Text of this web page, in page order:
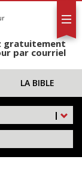
gratuitement
par courriel
LA BIBLE
|